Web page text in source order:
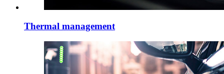
Thermal management